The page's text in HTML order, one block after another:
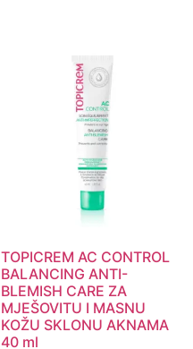
TOPICREM AC CONTROL
BALANCING ANTI-
BLEMISH CARE ZA
MJEŠOVITU I MASNU
KOŽU SKLONU AKNAMA
40 ml